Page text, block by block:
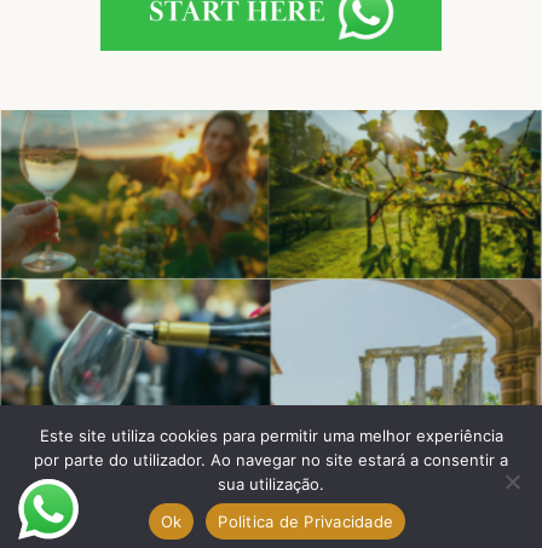
Experience d´Ouro©
2025
Este site utiliza cookies para permitir uma melhor experiência
por parte do utilizador. Ao navegar no site estará a consentir a
sua utilização.
Ok
Politica de Privacidade